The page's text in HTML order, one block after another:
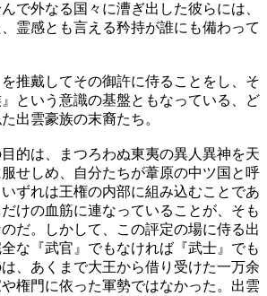
で外なる国々に漕ぎ出した彼らには、
霊感とも言える矜持が誰にも備わって
推戴してその御許に侍ることをし、そ
という意識の基盤ともなっている、ど
出雲豪族の末裔たち。
的は、まつろわぬ東夷の異人異神を天
せしめ、自分たちが葦原の中ツ国と呼
ずれは王権の内部に組み込むことであ
けの血筋に連なっていることが、そも
だ。しかして、この評定の場に侍る出
な『武官』でもなければ『武士』でも
、あくまで大王から借り受けた一万余
権門に依った軍勢ではなかった。出雲